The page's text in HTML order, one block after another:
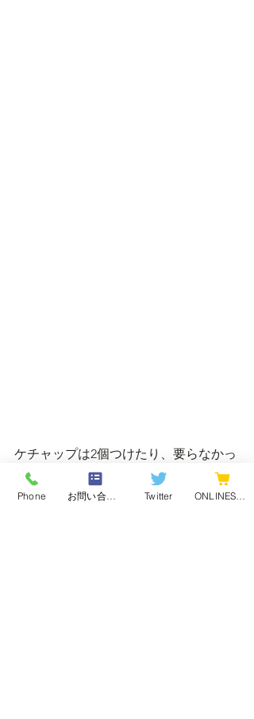
ケチャップは2個つけたり、要らなかっ
たり聞いてくれます。
私は1個だけつけていただきました。
Phone お問い合わせフォーム Twitter